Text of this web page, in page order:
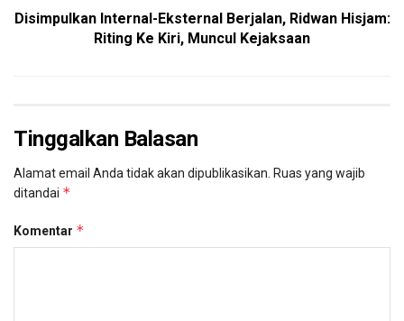
Disimpulkan Internal-Eksternal Berjalan, Ridwan Hisjam:
Riting Ke Kiri, Muncul Kejaksaan
Tinggalkan Balasan
Alamat email Anda tidak akan dipublikasikan. Ruas yang wajib
ditandai *
Komentar *